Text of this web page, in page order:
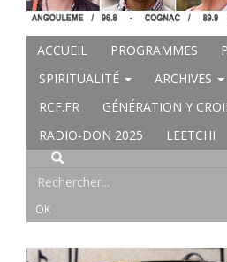
ACCUEIL PROGRAMMES
SPIRITUALITÉ
ARCHIVES
RCF.FR
GÉNÉRATION Y
RADIO-DON 2025
LEETCHI